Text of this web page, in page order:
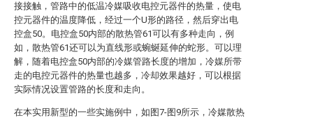
接接触，管路中的低温冷媒吸收电控元器件的热量，使电
控元器件的温度降低，经过一个U形的路径，然后穿出电
控盒50。电控盒50内部的散热管61可以有多种走向，例
如，散热管61还可以为直线形或蜿蜒延伸的蛇形。可以理
解，随着电控盒50内部的冷媒管路长度的增加，冷媒所带
走的电控元器件的热量也越多，冷却效果越好，可以根据
实际情况设置管路的长度和走向。
在本实用新型的一些实施例中，如图7-图9所示，冷媒散热